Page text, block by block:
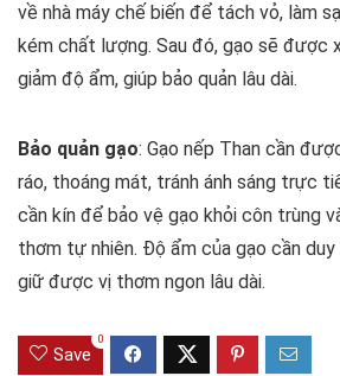
về nhà máy chế biến để tách vỏ, làm
kém chất lượng. Sau đó, gạo sẽ được
giảm độ ẩm, giúp bảo quản lâu dài.
Bảo quản gạo: Gạo nếp Than cần
ráo, thoáng mát, tránh ánh sáng trực
cần kín để bảo vệ gạo khỏi côn trùng
thơm tự nhiên. Độ ẩm của gạo cần
giữ được vị thơm ngon lâu dài.
Save
0